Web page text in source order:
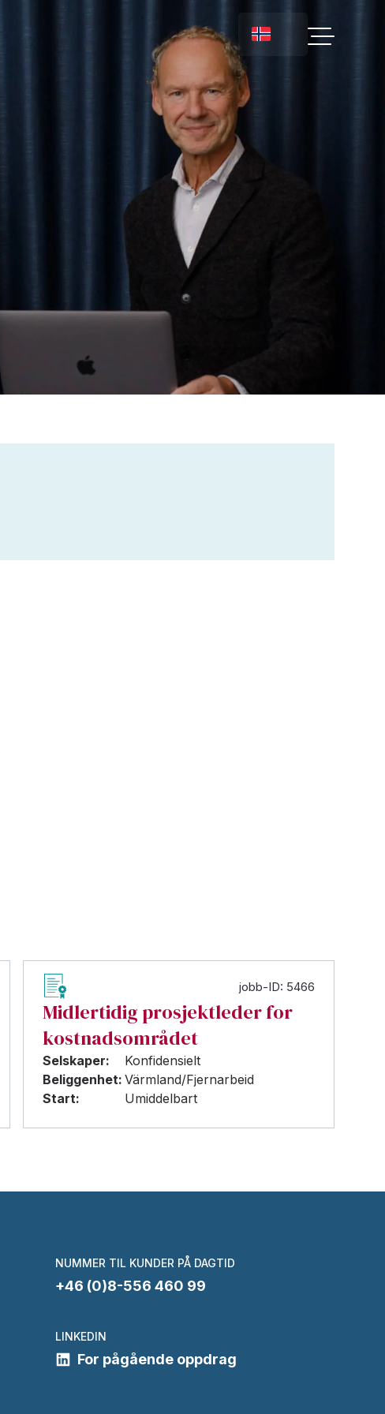
jobb-ID: 5466
Midlertidig prosjektleder for
kostnadsområdet
Selskaper:
Konfidensielt
Beliggenhet: Värmland/Fjernarbeid
Start:
Umiddelbart
NUMMER TIL KUNDER PÅ DAGTID
+46 (0)8-556 460 99
LINKEDIN
For pågående oppdrag